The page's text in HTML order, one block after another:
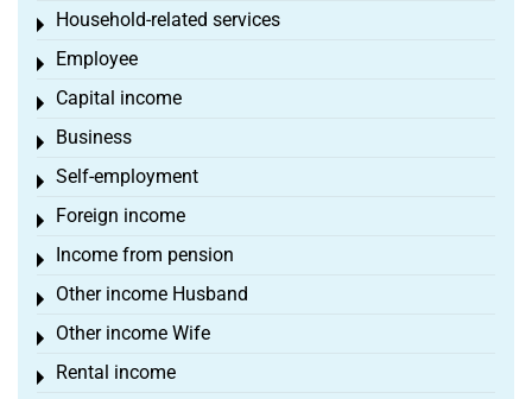
Household-related services
Toggle menu
Employee
Toggle menu
Capital income
Toggle menu
Business
Toggle menu
Self-employment
Toggle menu
Foreign income
Toggle menu
Income from pension
Toggle menu
Other income Husband
Toggle menu
Other income Wife
Toggle menu
Rental income
Toggle menu